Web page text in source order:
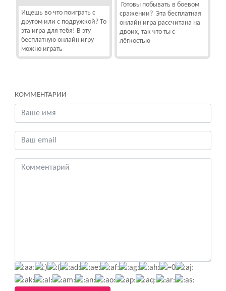
Ищешь во что поиграть с
другом или с подружкой? То
эта игра для тебя! В эту
бесплатную онлайн игру
можно играть
Готовы побывать в боевом
сражении? Эта бесплатная
онлайн игра рассчитана на
двоих, так что ты с
лёгкостью
КОММЕНТАРИИ